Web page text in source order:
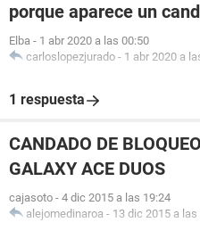
porque aparece un
Elba - 1 abr 2020 a las 00:50
carloslopezjurado - 1 abr 2020 a
1 respuesta
CANDADO DE
GALAXY ACE DUOS
cajasoto - 4 dic 2015 a las 19:24
alejomedinaroa - 13 dic 2015 a las